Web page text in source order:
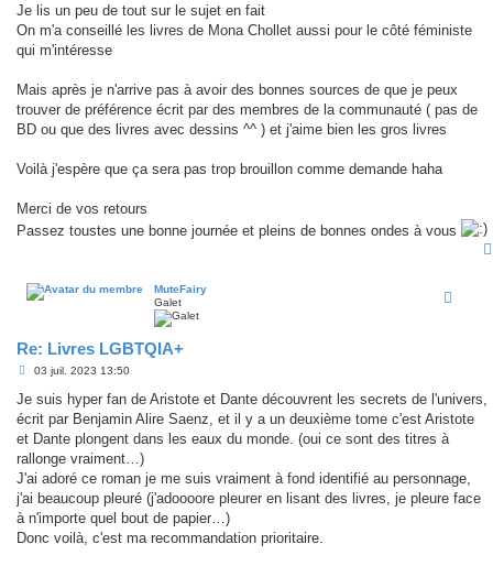
Je lis un peu de tout sur le sujet en fait
On m'a conseillé les livres de Mona Chollet aussi pour le côté féministe
qui m'intéresse
Mais après je n'arrive pas à avoir des bonnes sources de que je peux
trouver de préférence écrit par des membres de la communauté ( pas de
BD ou que des livres avec dessins ^^ ) et j'aime bien les gros livres
Voilà j'espère que ça sera pas trop brouillon comme demande haha
Merci de vos retours
Passez toustes une bonne journée et pleins de bonnes ondes à vous
MuteFairy
Galet
Re: Livres LGBTQIA+
M
s
a
g
03 juil. 2023 13:50
Je suis hyper fan de Aristote et Dante découvrent les secrets de l'univers,
écrit par Benjamin Alire Saenz, et il y a un deuxième tome c'est Aristote
et Dante plongent dans les eaux du monde. (oui ce sont des titres à
rallonge vraiment…)
J'ai adoré ce roman je me suis vraiment à fond identifié au personnage,
j'ai beaucoup pleuré (j'adoooore pleurer en lisant des livres, je pleure face
à n'importe quel bout de papier…)
Donc voilà, c'est ma recommandation prioritaire.